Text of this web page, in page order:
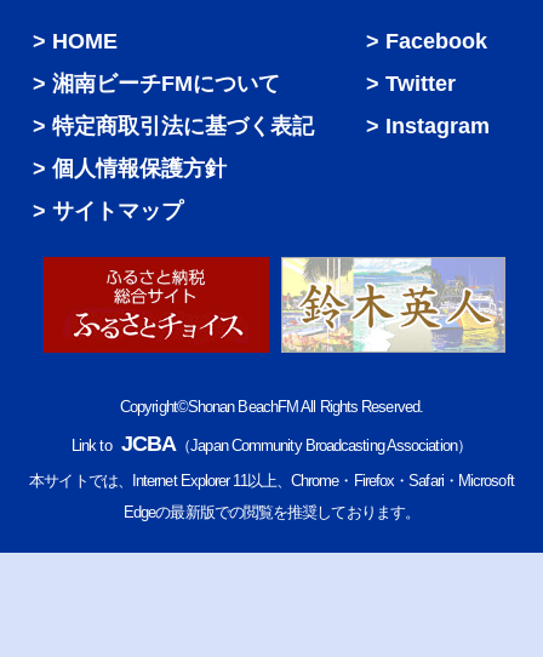
HOME
湘南ビーチFMについて
特定商取引法に基づく表記
個人情報保護方針
サイトマップ
Facebook
Twitter
Instagram
Copyright©Shonan BeachFM All Rights Reserved.
Link to JCBA（Japan Community Broadcasting Association）
本サイトでは、Internet Explorer 11以上、Chrome・Firefox・Safari・Microsoft
Edgeの最新版での閲覧を推奨しております。